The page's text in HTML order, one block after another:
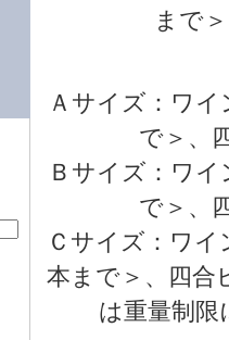
まで
Ａサイズ：ワ
で＞、
Ｂサイズ：ワ
で＞、
Ｃサイズ：ワイ
本まで＞、四
は重量制